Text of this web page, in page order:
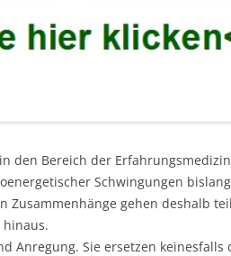
den Bereich der
Schwingungen
Zusammenhänge gehen deshalb
Anregung. Sie ersetzen keinesfalls